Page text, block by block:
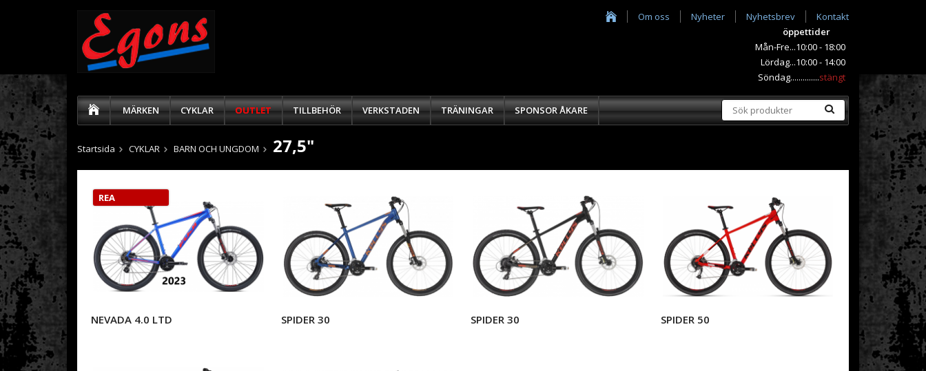
Om oss Nyheter Nyhetsbrev
Kontakt
öppettider
Mån-Fre...10:00 - 18:00
Lördag...10:00 - 14:00
Söndag..............stängt
MÄRKEN CYKLAR OUTLET TILLBEHÖR VERKSTADEN TRÄNINGAR SPONSOR ÅKARE
Startsida CYKLAR BARN OCH UNGDOM 27,5"
REA
NEVADA 4.0 LTD SPIDER 30 SPIDER 30 SPIDER 50